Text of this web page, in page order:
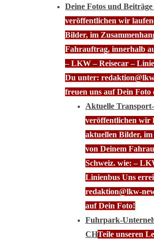
Deine Fotos und
veröffentlichen wir
Bilder, im
Fahrauftrag, innerhalb
– LKW – Reisecar –
Du unter:
freuen uns auf Dein Foto
Aktuelle
veröffentlichen wir
aktuellen Bilder,
von Deinem
Schweiz. wie: –
Linienbus Uns
redaktion@lkw-
auf Dein Foto!
Fuhrpark-
CHTeile unseren